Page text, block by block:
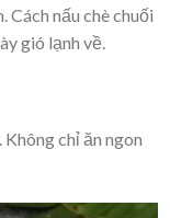
Cách nấu chè chuối
gió lạnh về.
chỉ ăn ngon